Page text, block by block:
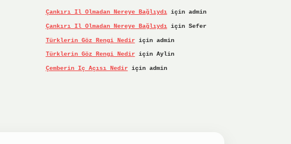
Çankırı Il Olmadan Nereye Bağlıydıiçin admin
Çankırı Il Olmadan Nereye Bağlıydıiçin Sefer
Türklerin Göz Rengi Nediriçin admin
Türklerin Göz Rengi Nediriçin Aylin
Çemberin Iç Açısı Nediriçin admin